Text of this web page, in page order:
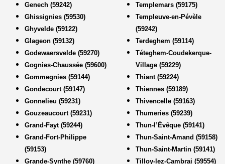
Genech (59242)
Ghissignies (59530)
Ghyvelde (59122)
Glageon (59132)
Godewaersvelde (59270)
Gognies-Chaussée (59600)
Gommegnies (59144)
Gondecourt (59147)
Gonnelieu (59231)
Gouzeaucourt (59231)
Grand-Fayt (59244)
Grand-Fort-Philippe
(59153)
Grande-Synthe (59760)
Templemars (59175)
Templeuve-en-Pévèle
(59242)
Terdeghem (59114)
Téteghem-Coudekerque-
Village (59229)
Thiant (59224)
Thiennes (59189)
Thivencelle (59163)
Thumeries (59239)
Thun-l’Évêque (59141)
Thun-Saint-Amand (59158)
Thun-Saint-Martin (59141)
Tilloy-lez-Cambrai (59554)